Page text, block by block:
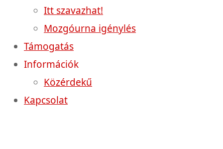
Itt szavazhat!
Mozgóurna igénylés
Támogatás
Információk
Közérdekű
Kapcsolat